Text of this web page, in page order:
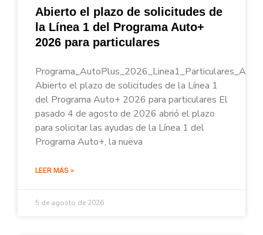
Abierto el plazo de solicitudes de
la Línea 1 del Programa Auto+
2026 para particulares
Abierto el plazo de solicitudes de la Línea 1
del Programa Auto+ 2026 para particulares El
pasado 4 de agosto de 2026 abrió el plazo
para solicitar las ayudas de la Línea 1 del
Programa Auto+, la nueva
LEER MÁS »
5 de agosto de 2026